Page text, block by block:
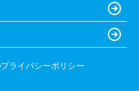
プライバシーポリシー